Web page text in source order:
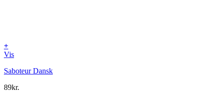
+
Vis
Saboteur Dansk
89kr.